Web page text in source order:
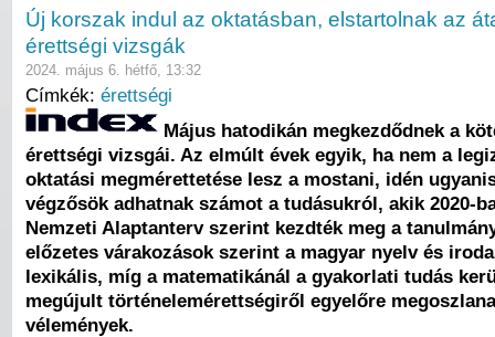
Új korszak indul az oktatásban, elstartolnak az
érettségi vizsgák
2024. május 6. hétfő, 13:32
Címkék: érettségi
Május hatodikán megkezdődnek a
érettségi vizsgái. Az elmúlt évek egyik, ha nem a
oktatási megmérettetése lesz a mostani, idén
végzősök adhatnak számot a tudásukról, akik 2020-
Nemzeti Alaptanterv szerint kezdték meg a
előzetes várakozások szerint a magyar nyelv és
lexikális, míg a matematikánál a gyakorlati tudás
megújult történelemérettségiről egyelőre
vélemények.